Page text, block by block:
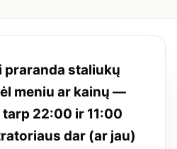
praranda staliukų
meniu ar kainų —
22:00 ir 11:00
dar (ar jau)